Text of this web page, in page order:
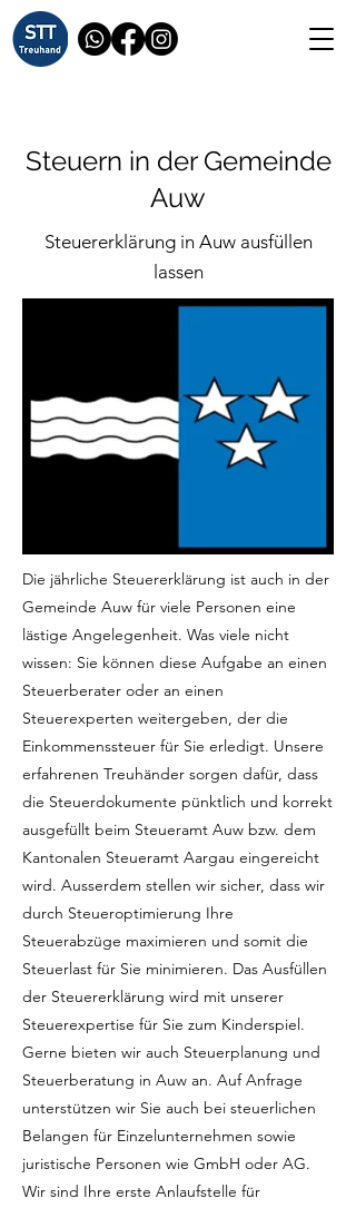
Steuern in der Gemeinde
Auw
Steuererklärung in Auw ausfüllen
lassen
Die jährliche Steuererklärung ist auch in der
Gemeinde Auw für viele Personen eine
lästige Angelegenheit. Was viele nicht
wissen: Sie können diese Aufgabe an einen
Steuerberater oder an einen
Steuerexperten weitergeben, der die
Einkommenssteuer für Sie erledigt. Unsere
erfahrenen Treuhänder sorgen dafür, dass
die Steuerdokumente pünktlich und korrekt
ausgefüllt beim Steueramt Auw bzw. dem
Kantonalen Steueramt Aargau eingereicht
wird. Ausserdem stellen wir sicher, dass wir
durch Steueroptimierung Ihre
Steuerabzüge maximieren und somit die
Steuerlast für Sie minimieren. Das Ausfüllen
der Steuererklärung wird mit unserer
Steuerexpertise für Sie zum Kinderspiel.
Gerne bieten wir auch Steuerplanung und
Steuerberatung in Auw an. Auf Anfrage
unterstützen wir Sie auch bei steuerlichen
Belangen für Einzelunternehmen sowie
juristische Personen wie GmbH oder AG.
Wir sind Ihre erste Anlaufstelle für